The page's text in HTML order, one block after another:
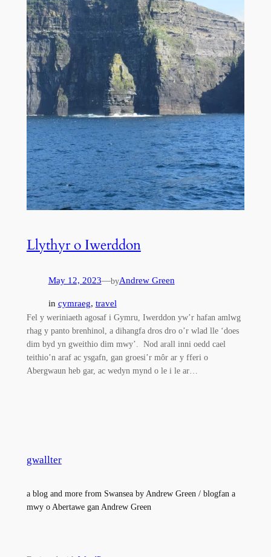
Llythyr o Iwerddon
May 12, 2023—byAndrew Green
in cymraeg, travel
Fel y weriniaeth agosaf i Gymru, Iwerddon yw’r hafan amlwg
rhag y panto brenhinol, a dihangfa dros dro o’r wlad lle ‘does
dim byd yn gweithio dim mwy’. Nod arall inni oedd cael
teithio’n araf ac ysgafn, gan groesi’r môr ar y fferi o
Abergwaun heb gar, ac wedyn mynd o le i le ar…
gwallter
a blog and more from Swansea by Andrew Green / blogfan a
mwy o Abertawe gan Andrew Green